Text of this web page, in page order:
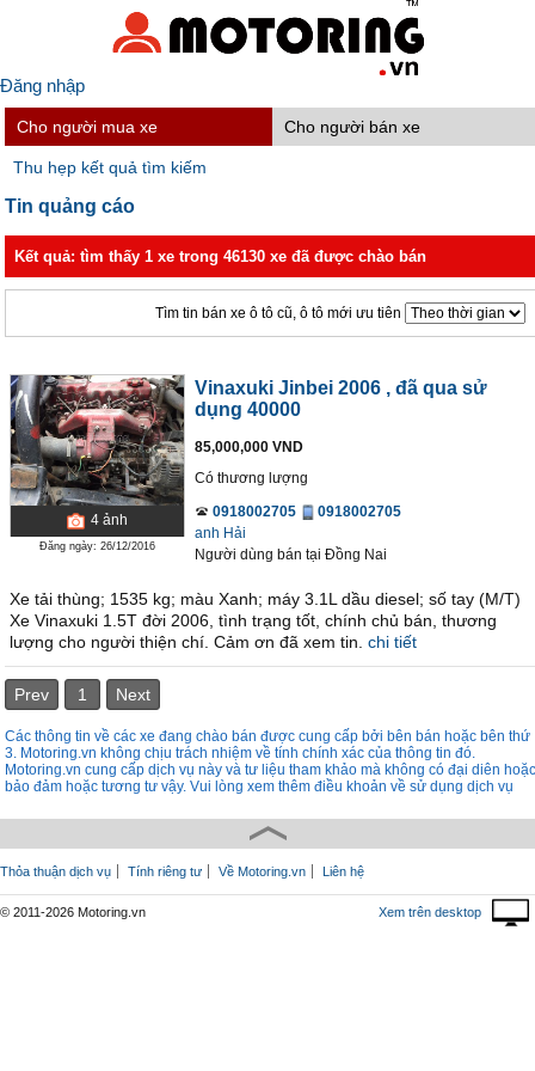
Đăng nhập
Cho người mua xe Cho người bán xe
Thu hẹp kết quả tìm kiếm
Tin quảng cáo
Kết quả: tìm thấy 1 xe trong 46130 xe đã được chào bán
Tìm tin bán xe ô tô cũ, ô tô mới ưu tiên
4 ảnh
Đăng ngày: 26/12/2016
Vinaxuki Jinbei 2006 , đã qua sử
dụng 40000
85,000,000 VND
Có thương lượng
0918002705
0918002705
anh Hải
Người dùng bán tại Ðồng Nai
Xe tải thùng; 1535 kg; màu Xanh; máy 3.1L dầu diesel; số tay (M/T)
Xe Vinaxuki 1.5T đời 2006, tình trạng tốt, chính chủ bán, thương
lượng cho người thiện chí. Cảm ơn đã xem tin. chi tiết
Prev 1 Next
Các thông tin về các xe đang chào bán được cung cấp bởi bên bán hoặc bên thứ
3. Motoring.vn không chịu trách nhiệm về tính chính xác của thông tin đó.
Motoring.vn cung cấp dịch vụ này và tư liệu tham khảo mà không có đại diên hoặc
bảo đảm hoặc tương tư vậy. Vui lòng xem thêm điều khoản về sử dụng dịch vụ
Thỏa thuận dịch vụ Tính riêng tư Về Motoring.vn Liên hệ
© 2011-2026 Motoring.vn Xem trên desktop